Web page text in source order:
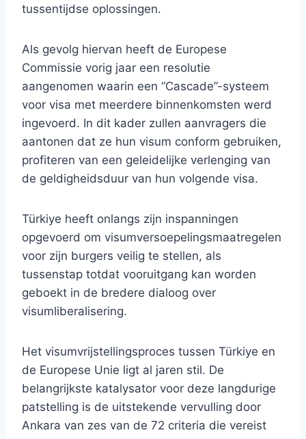
tussentijdse oplossingen.
Als gevolg hiervan heeft de Europese
Commissie vorig jaar een resolutie
aangenomen waarin een “Cascade”-systeem
voor visa met meerdere binnenkomsten werd
ingevoerd. In dit kader zullen aanvragers die
aantonen dat ze hun visum conform gebruiken,
profiteren van een geleidelijke verlenging van
de geldigheidsduur van hun volgende visa.
Türkiye heeft onlangs zijn inspanningen
opgevoerd om visumversoepelingsmaatregelen
voor zijn burgers veilig te stellen, als
tussenstap totdat vooruitgang kan worden
geboekt in de bredere dialoog over
visumliberalisering.
Het visumvrijstellingsproces tussen Türkiye en
de Europese Unie ligt al jaren stil. De
belangrijkste katalysator voor deze langdurige
patstelling is de uitstekende vervulling door
Ankara van zes van de 72 criteria die vereist